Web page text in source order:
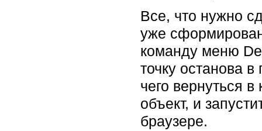
Все, что нужно
уже
команду меню
точку останова
чего вернуться
объект, и
браузере.